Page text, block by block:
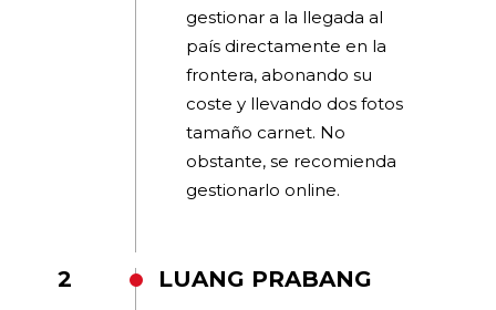
gestionar a la llegada al
país directamente en la
frontera, abonando su
coste y llevando dos fotos
tamaño carnet. No
obstante, se recomienda
gestionarlo online.
2 LUANG PRABANG